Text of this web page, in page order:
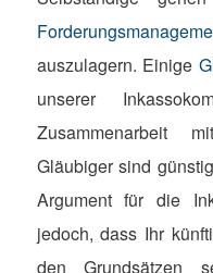
auszulagern. Einige
unserer
Zusammenarbeit
Gläubiger sind
Argument für die
jedoch, dass Ihr
den Grundsätzen